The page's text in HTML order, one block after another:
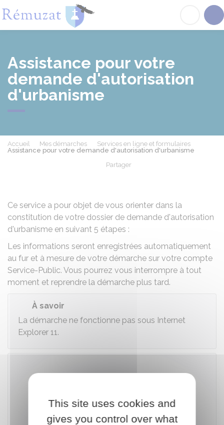
Assistance pour votre
demande d'autorisation
d'urbanisme
Accueil Mes démarches
Services en ligne et formulaires
Assistance pour votre demande d'autorisation d'urbanisme
Partager
Ce service a pour objet de vous orienter dans la
constitution de votre dossier de demande d'autorisation
d'urbanisme en suivant 5 étapes :
Les informations seront enregistrées automatiquement
au fur et à mesure de votre démarche sur votre compte
Service-Public. Vous pourrez vous interrompre à tout
moment et reprendre la démarche plus tard.
À savoir
La démarche ne fonctionne pas sous Internet
Explorer 11.
This site uses cookies and
gives you control over what